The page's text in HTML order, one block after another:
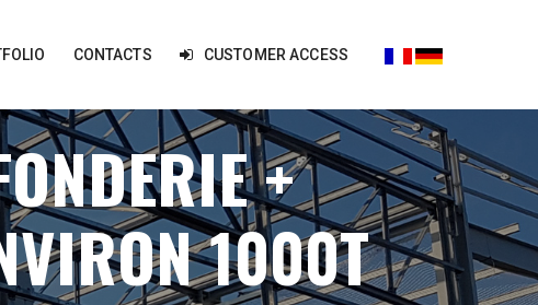
CONTACTS CUSTOMER ACCESS
+
1000T